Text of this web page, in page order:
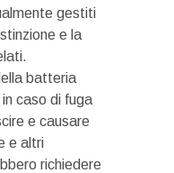
gestiti
e la
batteria
caso di fuga
e causare
e altri
richiedere